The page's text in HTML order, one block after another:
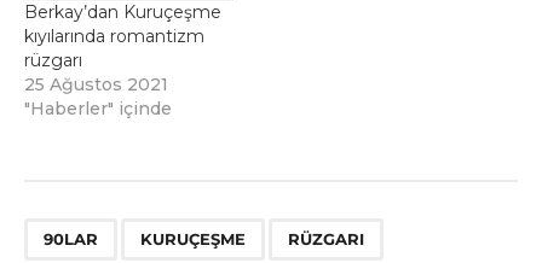
Berkay’dan Kuruçeşme
kıyılarında romantizm
rüzgarı
25 Ağustos 2021
"Haberler" içinde
90LAR KURUÇEŞME RÜZGARI